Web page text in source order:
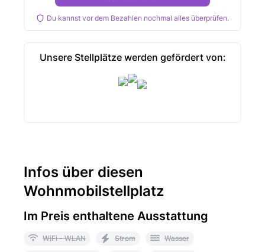
Du kannst vor dem Bezahlen nochmal alles überprüfen.
Unsere Stellplätze werden gefördert von:
Infos über diesen
Wohnmobilstellplatz
Im Preis enthaltene Ausstattung
WiFi - WLAN Strom Wasser